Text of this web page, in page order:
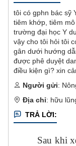
tôi có gphn bác sỹ
tiêm khớp, tiêm
trường đại học Y
vậy cho tôi hỏi tôi
gân dưới hướng
được phê duyệt
điều kiện gì? xin
Người gửi:
Địa chỉ: hữu
TRẢ LỜI:
Sau khi